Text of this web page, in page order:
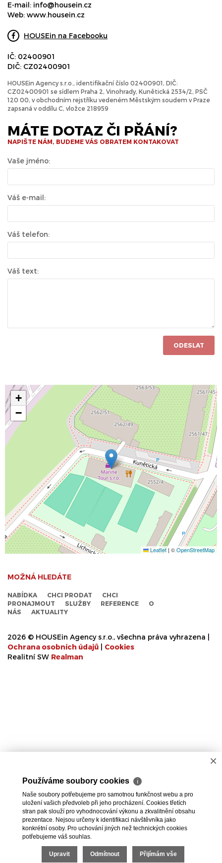
E-mail: info@housein.cz
Web: www.housein.cz
HOUSEin na Facebooku
IČ: 02400901
DIČ: CZ02400901
HOUSEin Agency s.r.o., identifikační číslo 02400901, DIČ:
CZ02400901 se sídlem Praha 2, Vinohrady, Kunětická 2534/2, PSČ
120 00, v obchodním rejstříku vedeném Městským soudem v Praze
zapsaná v oddílu C, vložce 218959
MÁTE DOTAZ ČI PŘÁNÍ?
NAPIŠTE NÁM, BUDEME VÁS OBRATEM KONTAKOVAT
Vaše jméno:
Váš e-mail:
Váš telefon:
Váš text:
ODESLAT
+
−
Leaflet | ©OpenStreetMap
MOŽNÁ HLEDÁTE
NABÍDKA CHCI PRODAT
CHCI
PRONAJMOUT
SLUŽBY REFERENCE
O
NÁS
AKTUALITY
2026 © HOUSEin Agency s.r.o., všechna práva vyhrazena |
Ochrana osobních údajů
Cookies
Realitní SW Realman
×
Používáme soubory cookies ℹ
Naše soubory potřebujeme pro samotnou funkčnost webu a pro
uložení vašich předvoleb při jeho procházení. Cookies třetích
stran pak slouží pro vyhodnocování výkonu a zkvalitnění obsahu
prezentace. Nejsou určeny k identifikaci návštěvníka jako
konkrétní osoby. Pro uchování jiných než technických cookies
potřebujeme váš souhlas.
Upravit Odmítnout Přijímám vše